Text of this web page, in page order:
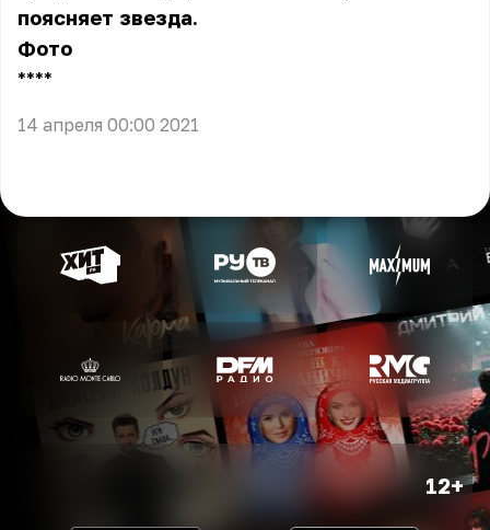
поясняет звезда.
Фото
** **
14 апреля 00:00 2021
12+